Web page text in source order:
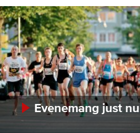
Evenemang just nu